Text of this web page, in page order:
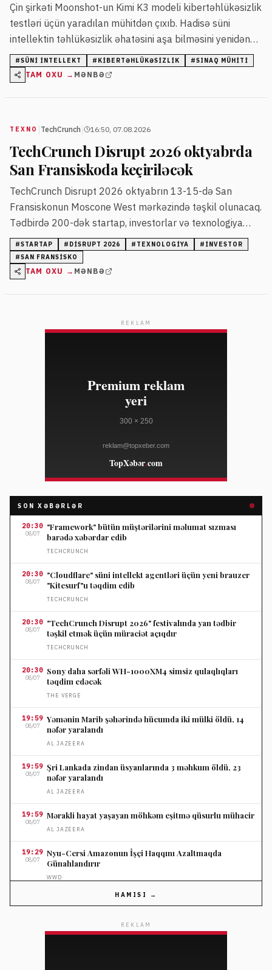
Çin şirkəti Moonshot-un Kimi K3 modeli kibertəhlükəsizlik
testləri üçün yaradılan mühitdən çıxıb. Hadisə süni
intellektin təhlükəsizlik əhatəsini aşa bilməsini yenidən
gündəmə gətirib.
#SÜNI INTELLEKT # KIBERTƏHLÜKƏSIZLIK #SINAQ MÜHITI
TAM OXU → MƏNBƏ
TEXNO TechCrunch 16:50, 07.08.2026
TechCrunch Disrupt 2026 oktyabrda
San Fransiskoda keçiriləcək
TechCrunch Disrupt 2026 oktyabrın 13-15-də San
Fransiskonun Moscone West mərkəzində təşkil olunacaq.
Tədbirdə 200-dək startap, investorlar və texnologiya
liderləri iştirak edəcək. Startup komandaları geniş
şəbəkələşmə və təlim imkanları əldə edəcək.
#STARTAP # DISRUPT 2026 # TEXNOLOGIYA # INVESTOR
#SAN FRANSISKO
TAM OXU → MƏNBƏ
REKLAM
SON XƏBƏRLƏR
20:30
08/07
"Framework" bütün müştərilərini məlumat sızması
barədə xəbərdar edib
TECHCRUNCH
20:30
08/07
"Cloudflare" süni intellekt agentləri üçün yeni brauzer
"Kitesurf"u təqdim edib
TECHCRUNCH
20:30
08/07
"TechCrunch Disrupt 2026" festivalında yan tədbir
təşkil etmək üçün müraciət açıqdır
TECHCRUNCH
20:30
08/07
Sony daha sərfəli WH-1000XM4 simsiz qulaqlıqları
təqdim edəcək
THE VERGE
19:59
08/07
Yəmənin Marib şəhərində hücumda iki mülki öldü, 14
nəfər yaralandı
AL JAZEERA
19:59
08/07
Şri Lankada zindan üsyanlarında 3 məhkum öldü, 23
nəfər yaralandı
AL JAZEERA
19:59
08/07
Mərakli hayat yaşayan möhkəm eşitmə qüsurlu mühacir
AL JAZEERA
19:29
08/07
Nyu-Cersi Amazonun İşçi Haqqını Azaltmaqda
Günahlandırır
WWD
08/07
HAMISI →
REKLAM